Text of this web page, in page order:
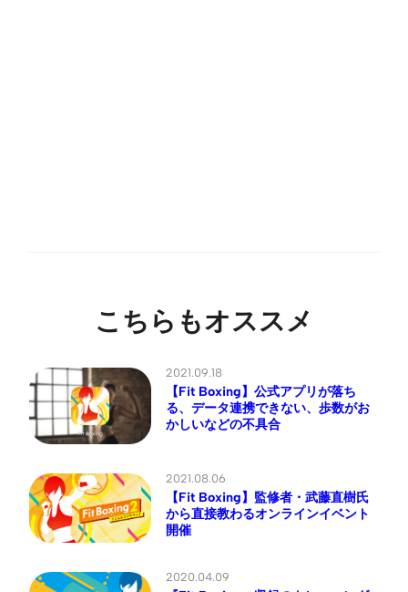
こちらもオススメ
2021.09.18
【Fit Boxing】公式アプリが落ち
る、データ連携できない、歩数がお
かしいなどの不具合
2021.08.06
【Fit Boxing】監修者・武藤直樹氏
から直接教わるオンラインイベント
開催
2020.04.09